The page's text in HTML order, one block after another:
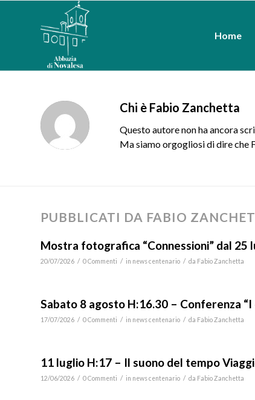
Home
Chi è Fabio Zanchetta
Questo autore non ha ancora
Ma siamo orgogliosi di dire che
PUBBLICATI DA FABIO
Mostra fotografica “Connessioni” dal 25
20/07/2026 / 0 Commenti / in news centenario / da Fabio Zanchetta
Sabato 8 agosto H:16.30 – Conferenza
17/07/2026 / 0 Commenti / in news centenario / da Fabio Zanchetta
11 luglio H:17 – Il suono del tempo
12/06/2026 / 0 Commenti / in news centenario / da Fabio Zanchetta